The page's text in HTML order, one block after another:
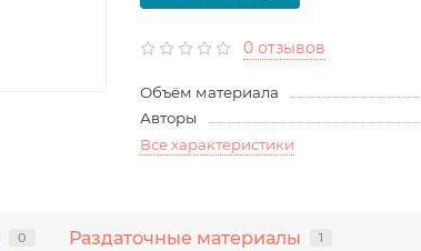
0 отзывов
Объём материала
Авторы
Все характеристики
0 Раздаточные материалы 1